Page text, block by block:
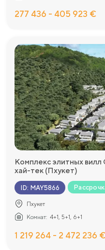
277 436 - 405 923 €
Комплекс элитных
хай-тек (Пхукет)
ID: MAY5866
Пхукет
Комнат: 4+1, 5+1, 6+1
1 219 264 - 2 472 236 €